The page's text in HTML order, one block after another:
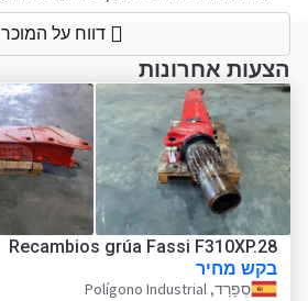
דווח על המוכר
הצעות אחרונות
Recambios grúa Fassi F310XP.28
בקש מחיר
סְפָרַד, Polígono Industrial